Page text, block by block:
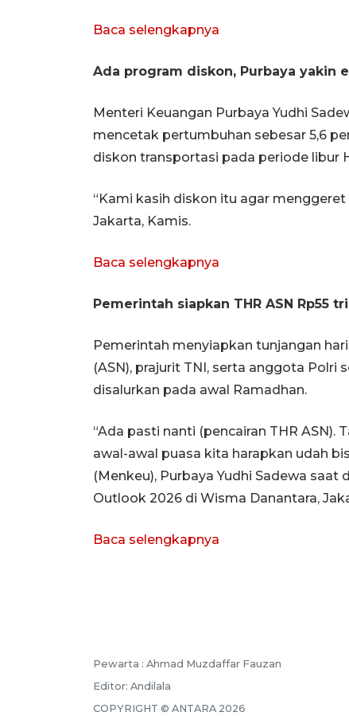
Baca selengkapnya
Ada program diskon, Purbaya yakin
Menteri Keuangan Purbaya Yudhi
mencetak pertumbuhan sebesar 5,6
diskon transportasi pada periode libur
“Kami kasih diskon itu agar
Jakarta, Kamis.
Baca selengkapnya
Pemerintah siapkan THR ASN Rp55
Pemerintah menyiapkan tunjangan
(ASN), prajurit TNI, serta anggota
disalurkan pada awal Ramadhan.
“Ada pasti nanti (pencairan THR
awal-awal puasa kita harapkan udah
(Menkeu), Purbaya Yudhi Sadewa
Outlook 2026 di Wisma Danantara,
Baca selengkapnya
Pewarta : Ahmad Muzdaffar Fauzan
Editor: Andilala
COPYRIGHT © ANTARA 2026